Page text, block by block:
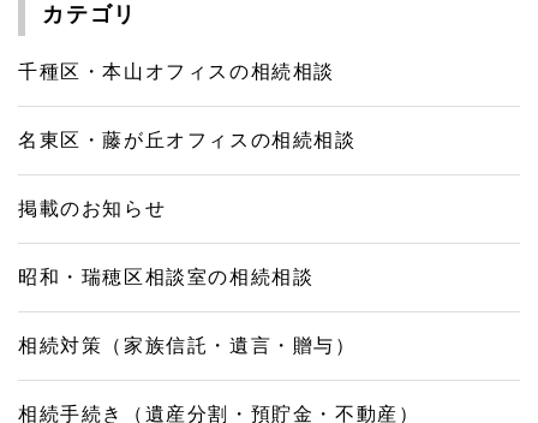
カテゴリ
千種区・本山オフィスの相続相談
名東区・藤が丘オフィスの相続相談
掲載のお知らせ
昭和・瑞穂区相談室の相続相談
相続対策（家族信託・遺言・贈与）
相続手続き（遺産分割・預貯金・不動産）